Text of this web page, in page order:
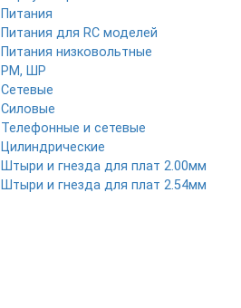
Питания
Питания для RC моделей
Питания низковольтные
РМ, ШР
Сетевые
Силовые
Телефонные и сетевые
Цилиндрические
Штыри и гнезда для плат 2.00мм
Штыри и гнезда для плат 2.54мм